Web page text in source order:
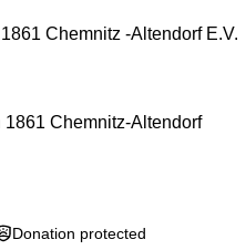
Chemnitz -Altendorf E.V.
Chemnitz-Altendorf
Donation protected